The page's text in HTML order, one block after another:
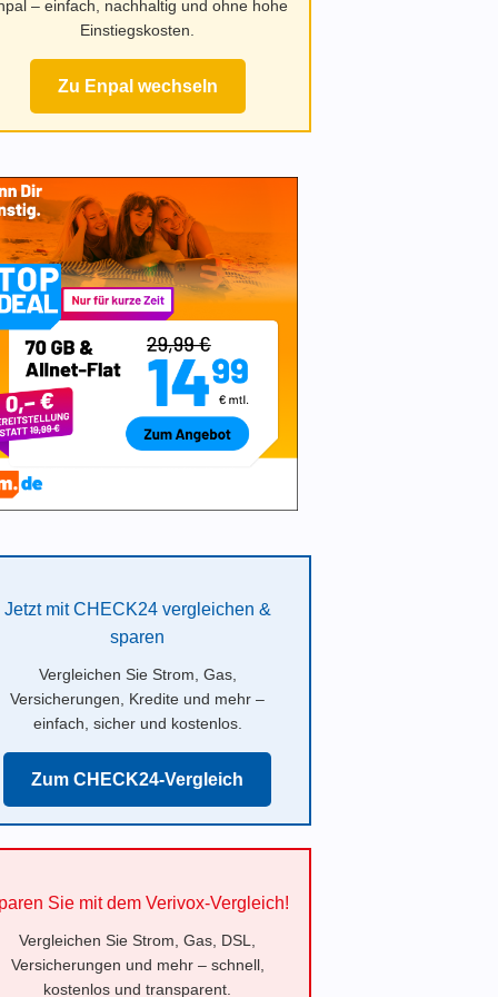
– einfach, nachhaltig und ohne hohe
Einstiegskosten.
Zu Enpal wechseln
Jetzt mit CHECK24 vergleichen &
sparen
Vergleichen Sie Strom, Gas,
Versicherungen, Kredite und mehr –
einfach, sicher und kostenlos.
Zum CHECK24-Vergleich
Sie mit dem Verivox-Vergleich!
Vergleichen Sie Strom, Gas, DSL,
Versicherungen und mehr – schnell,
kostenlos und transparent.